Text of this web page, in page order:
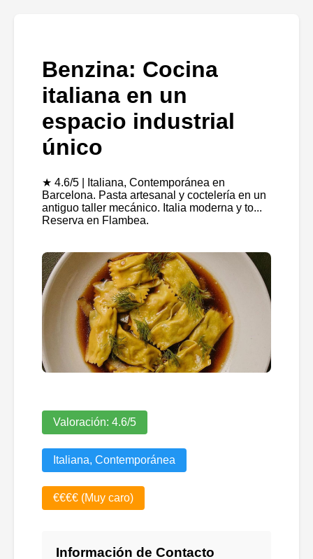
Benzina: Cocina
italiana en un
espacio industrial
único
★ 4.6/5 | Italiana, Contemporánea en
Barcelona. Pasta artesanal y coctelería en un
antiguo taller mecánico. Italia moderna y to...
Reserva en Flambea.
Valoración: 4.6/5
Italiana, Contemporánea
€€€€ (Muy caro)
Información de Contacto